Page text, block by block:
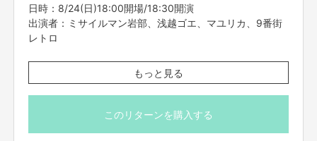
【返品期限】
不良品、発送品間違いの場合は無料で交換させていただきます。到着日から
をお受け出来ない場合がございます。※サポーターのご都合によるキャンセ
ル・返品・交換はお受けできません。
日時：8/24(日)18:00開場/18:30開演
出演者：ミサイルマン岩部、浅越ゴエ、マユリカ、9番街
レトロ
上記公演の楽屋風景、舞台袖、舞台お写真それぞれ一枚ず
つの3枚セット。
どんなお写真かはお楽しみに。
もっと見る
このリターンを購入する